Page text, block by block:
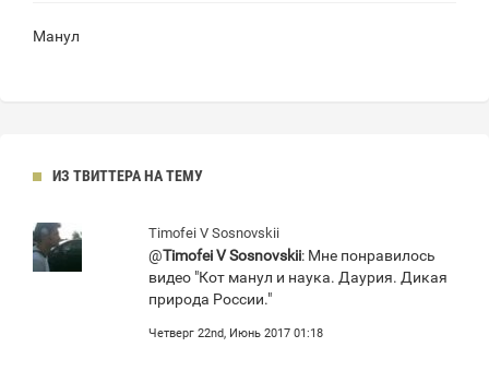
Манул
ИЗ ТВИТТЕРА НА ТЕМУ
Timofei V Sosnovskii
@Timofei V Sosnovskii: Мне понравилось
видео "Кот манул и наука. Даурия. Дикая
природа России."
Четверг 22nd, Июнь 2017 01:18